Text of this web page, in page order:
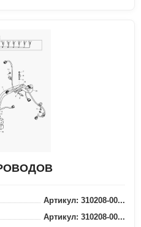
Артикул: 310208-00...
Артикул: 310208-00...